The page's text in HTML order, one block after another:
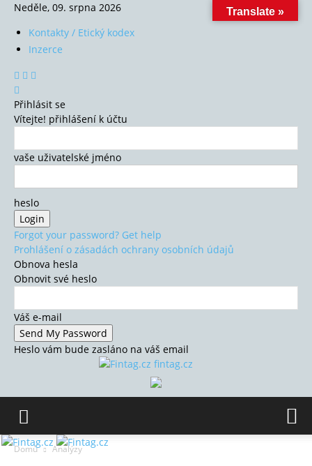
Neděle, 09. srpna 2026
Kontakty / Etický kodex
Inzerce
Přihlásit se
Vítejte! přihlášení k účtu
vaše uživatelské jméno
heslo
Forgot your password? Get help
Prohlášení o zásadách ochrany osobních údajů
Obnova hesla
Obnovit své heslo
Váš e-mail
Heslo vám bude zasláno na váš email
fintag.cz
Domů Analýzy
Translate »